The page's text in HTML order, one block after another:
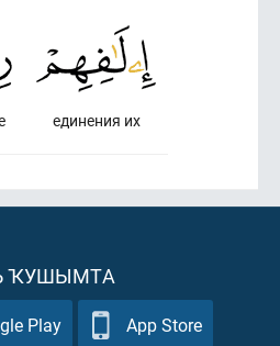
единения их
ҠУШЫМТА
Play App Store